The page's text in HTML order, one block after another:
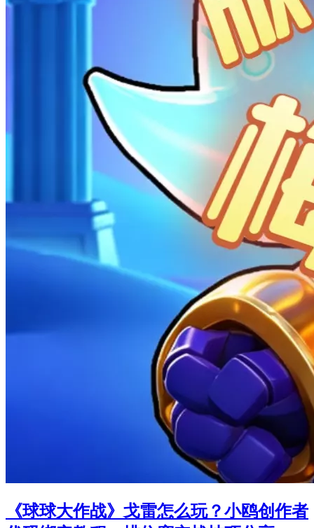
《球球大作战》戈雷怎么玩？小鸥创作者